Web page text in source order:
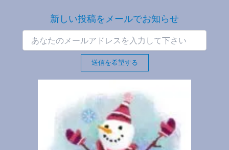
新しい投稿をメールでお知らせ
送信を希望する